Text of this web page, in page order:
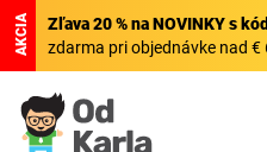
AKCIA Zľava 20 % na NOVINKY s
zdarma pri objednávke nad €